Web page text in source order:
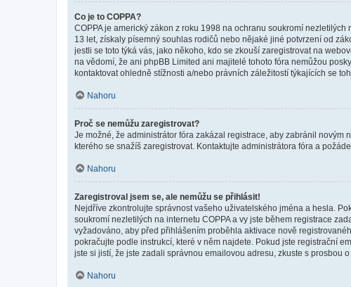
Co je to COPPA?
COPPA je americký zákon z roku 1998 na ochranu soukromí
13 let, získaly písemný souhlas rodičů nebo nějaké jiné potvrzení od
jestli se toto týká vás, jako někoho, kdo se zkouší zaregistrovat na
na vědomí, že ani phpBB Limited ani majitelé tohoto fóra nemůžou
kontaktovat ohledně stížnosti a/nebo právních záležitostí týkajících se
Nahoru
Proč se nemůžu zaregistrovat?
Je možné, že administrátor fóra zakázal registrace, aby zabránil
kterého se snažíš zaregistrovat. Kontaktujte administrátora fóra a
Nahoru
Zaregistroval jsem se, ale nemůžu se přihlásit!
Nejdříve zkontrolujte správnost vašeho uživatelského jména a hesla.
soukromí nezletilých na internetu COPPA a vy jste během registrace
vyžadováno, aby před přihlášením proběhla aktivace nově
pokračujte podle instrukcí, které v něm najdete. Pokud jste registrační
jste si jistí, že jste zadali správnou emailovou adresu, zkuste s prosbou
Nahoru